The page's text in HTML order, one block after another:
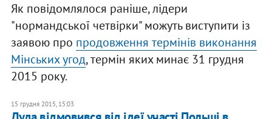
Як повідомлялося раніше, лідери
"нормандської четвірки" можуть виступити із
заявою про продовження термінів виконання
Мінських угод, термін яких минає 31 грудня
2015 року.
15 грудня 2015, 15:03